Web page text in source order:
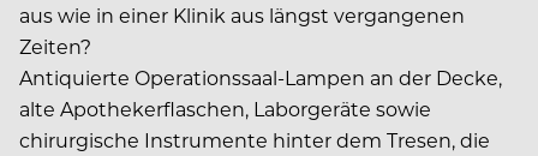
aus wie in einer Klinik aus längst vergangenen
Zeiten?
Antiquierte Operationssaal-Lampen an der Decke,
alte Apothekerflaschen, Laborgeräte sowie
chirurgische Instrumente hinter dem Tresen, die